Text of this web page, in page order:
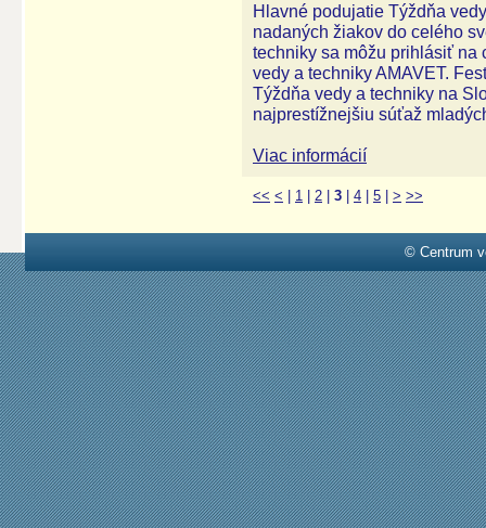
Hlavné podujatie Týždňa
nadaných žiakov do celého
techniky sa môžu prihlásiť na
vedy a techniky AMAVET.
Týždňa vedy a techniky na
najprestížnejšiu súťaž
Viac informácií
<< < 1 2 3 4 5 > >>
© Centrum